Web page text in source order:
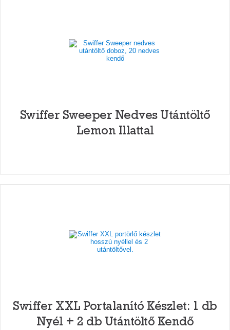
Swiffer Sweeper Nedves Utántöltő
Lemon Illattal
Swiffer XXL Portalanító Készlet: 1 db
Nyél + 2 db Utántöltő Kendő